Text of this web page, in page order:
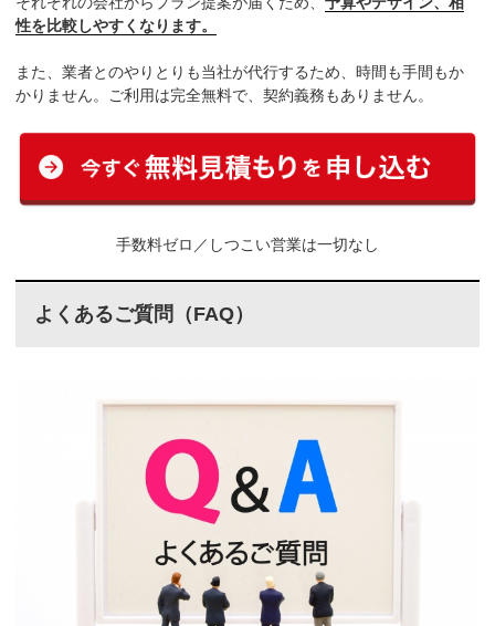
性を比較しやすくなります。
また、業者とのやりとりも当社が代行するため、時間も手間もか
かりません。ご利用は完全無料で、契約義務もありません。
手数料ゼロ／しつこい営業は一切なし
よくあるご質問（FAQ）